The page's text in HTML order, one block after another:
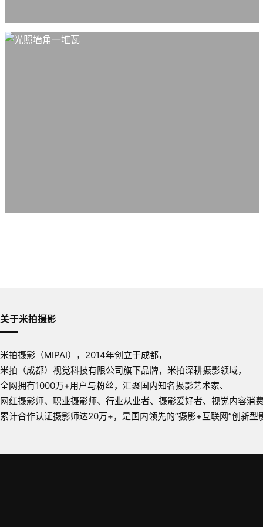
关于米拍摄影
米拍摄影（MIPAI），2014年创立于成都，
米拍（成都）视觉科技有限公司旗下品牌，米拍深耕摄影领域，
全网拥有1000万+用户与粉丝，汇聚国内知名摄影艺术家、
网红摄影师、职业摄影师、行业从业者、摄影爱好者、视觉内容消
累计合作认证摄影师达20万+，是国内领先的“摄影+互联网”创新型